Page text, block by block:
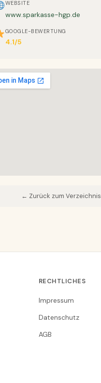
WEBSITE
www.sparkasse-hgp.de
GOOGLE-BEWERTUNG
4.1/5
← Zurück zum Verzeichnis
RECHTLICHES
Impressum
Datenschutz
AGB